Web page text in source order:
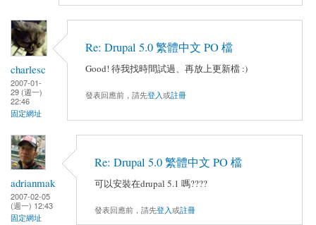
charlesc
2007-01-
29 (週一)
22:46
固定網址
Re: Drupal 5.0 繁體中文 PO 檔
Good! 待我找時間試過、再放上更新檔 :)
發表回應前，請先登入或註冊
adrianmak
2007-02-05
(週一) 12:43
固定網址
Re: Drupal 5.0 繁體中文 PO 檔
可以安裝在drupal 5.1 嗎????
發表回應前，請先登入或註冊